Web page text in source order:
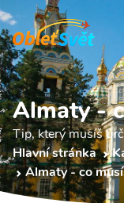
Almaty -
Tip, který musíš
Hlavní stránka
Almaty - co